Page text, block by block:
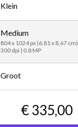
Klein
Medium
804 x 1024 px (6,81 x 8,67 cm)
300 dpi | 0.8 MP
Groot
€ 335,00